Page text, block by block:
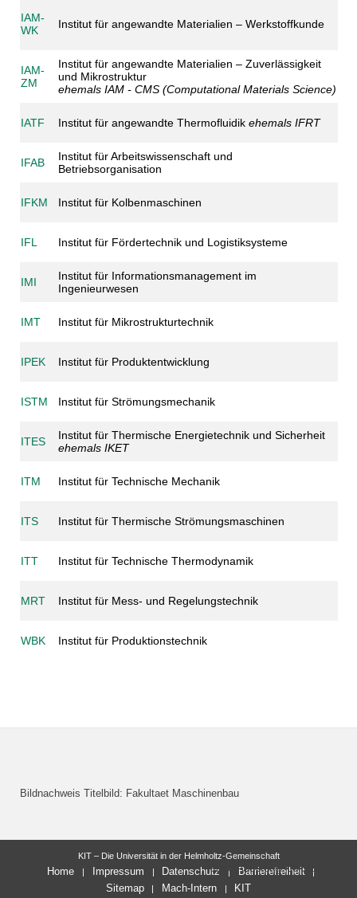
IAM-
WK
Institut für angewandte Materialien – Werkstoffkunde
IAM-
ZM
Institut für angewandte Materialien – Zuverlässigkeit
und Mikrostruktur
ehemals IAM - CMS(Computational Materials Science)
IATF Institut für angewandte Thermofluidik ehemals IFRT
IFAB
Institut für Arbeitswissenschaft und
Betriebsorganisation
IFKM Institut für Kolbenmaschinen
IFL Institut für Fördertechnik und Logistiksysteme
IMI
Institut für Informationsmanagement im
Ingenieurwesen
IMT Institut für Mikrostrukturtechnik
IPEK Institut für Produktentwicklung
ISTM Institut für Strömungsmechanik
ITES
Institut für Thermische Energietechnik und Sicherheit
ehemals IKET
ITM Institut für Technische Mechanik
ITS Institut für Thermische Strömungsmaschinen
ITT Institut für Technische Thermodynamik
MRT Institut für Mess- und Regelungstechnik
WBK Institut für Produktionstechnik
Bildnachweis Titelbild: Fakultaet Maschinenbau
letzte Änderung: 08.08.2022
KIT – Die Universität in der Helmholtz-Gemeinschaft
Home Impressum Datenschutz
Barrierefreiheit
Sitemap
Mach-Intern KIT